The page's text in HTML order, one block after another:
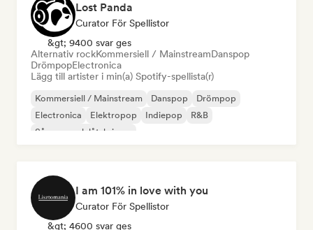
Lost Panda
Curator För Spellistor
&gt; 9400 svar ges
Alternativ rockKommersiell / MainstreamDanspop
DrömpopElectronica
Lägg till artister i min(a) Spotify-spellista(r)
Kommersiell / Mainstream Danspop
Drömpop
Electronica
Elektropop Indiepop
R&B
Sångare och låtskrivare
I am 101% in love with you
Curator För Spellistor
&gt; 4600 svar ges